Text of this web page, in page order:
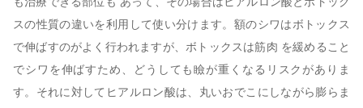
スの性質の違いを利用して使い分けます。額のシワはボトックス
で伸ばすのがよく行われますが、ボトックスは筋肉 を緩めること
でシワを伸ばすため、どうしても瞼が重くなるリスクがありま
す。それに対してヒアルロン酸は、丸いおでこにしながら膨らま